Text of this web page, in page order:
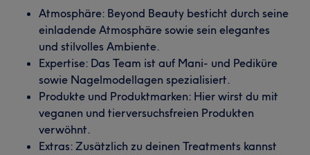
Atmosphäre: Beyond Beauty besticht durch seine
einladende Atmosphäre sowie sein elegantes
und stilvolles Ambiente.
Expertise: Das Team ist auf Mani- und Pediküre
sowie Nagelmodellagen spezialisiert.
Produkte und Produktmarken: Hier wirst du mit
veganen und tierversuchsfreien Produkten
verwöhnt.
Extras: Zusätzlich zu deinen Treatments kannst